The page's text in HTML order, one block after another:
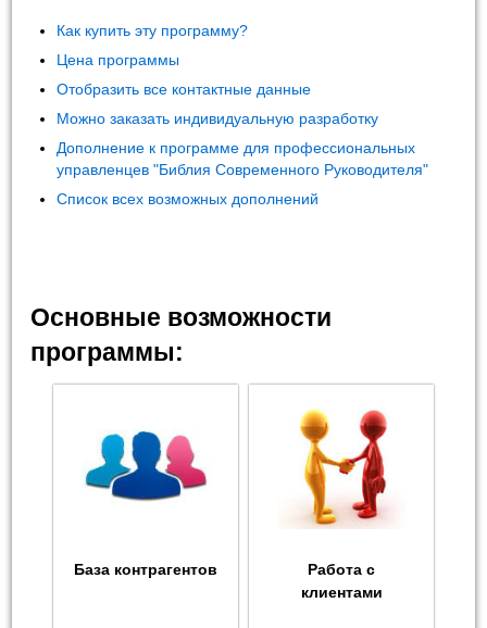
Как купить эту программу?
Цена программы
Отобразить все контактные данные
Можно заказать индивидуальную разработку
Дополнение к программе для профессиональных
управленцев "Библия Современного Руководителя"
Список всех возможных дополнений
Основные возможности
программы:
База контрагентов
Работа с
клиентами